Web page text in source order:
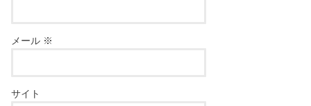
メール ※
サイト